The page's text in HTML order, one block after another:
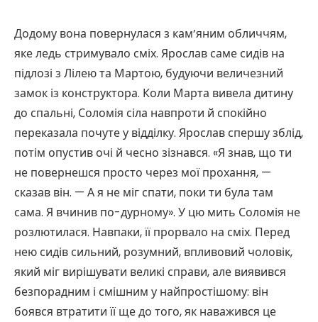
Додому вона повернулася з кам’яним обличчям,
яке ледь стримувало сміх. Ярослав саме сидів на
підлозі з Лілею та Мартою, будуючи величезний
замок із конструктора. Коли Марта вивела дитину
до спальні, Соломія сіла навпроти й спокійно
переказала почуте у відділку. Ярослав спершу зблід,
потім опустив очі й чесно зізнався. «Я знав, що ти
не повернешся просто через мої прохання, —
сказав він. — А я не міг спати, поки ти була там
сама. Я вчинив по-дурному». У цю мить Соломія не
розлютилася. Навпаки, її прорвало на сміх. Перед
нею сидів сильний, розумний, впливовий чоловік,
який міг вирішувати великі справи, але виявився
безпорадним і смішним у найпростішому: він
боявся втратити її ще до того, як наважився це